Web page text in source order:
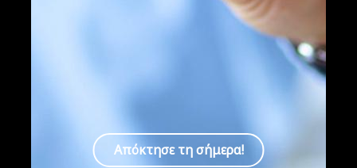
Απόκτησε τη σήμερα!
Cosmoclinic